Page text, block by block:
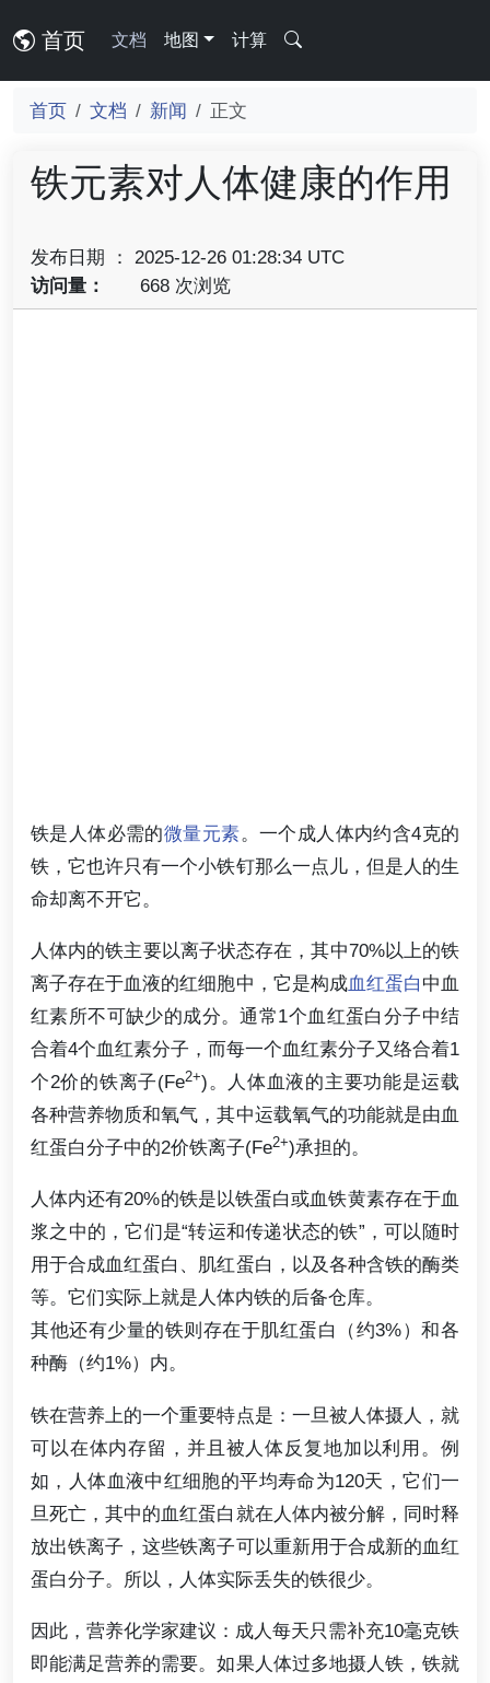
首页 文档 地图 计算
首页 文档 新闻 正文
铁元素对人体健康的作用
发布日期 ： 2025-12-26 01:28:34 UTC
访问量：
668 次浏览
铁是人体必需的微量元素。一个成人体内约含4克的
铁，它也许只有一个小铁钉那么一点儿，但是人的生
命却离不开它。
人体内的铁主要以离子状态存在，其中70%以上的铁
离子存在于血液的红细胞中，它是构成血红蛋白 中血
红素所不可缺少的成分。通常1个血红蛋白分子中结
合着4个血红素分子，而每一个血红素分子又络合着1
个2价的铁离子(Fe2+)。人体血液的主要功能是运载
各种营养物质和氧气，其中运载氧气的功能就是由血
红蛋白分子中的2价铁离子(Fe2+)承担的。
人体内还有20%的铁是以铁蛋白或血铁黄素存在于血
浆之中的，它们是“转运和传递状态的铁”，可以随时
用于合成血红蛋白、肌红蛋白，以及各种含铁的酶类
等。它们实际上就是人体内铁的后备仓库。
其他还有少量的铁则存在于肌红蛋白（约3%）和各
种酶（约1%）内。
铁在营养上的一个重要特点是：一旦被人体摄人，就
可以在体内存留，并且被人体反复地加以利用。例
如，人体血液中红细胞的平均寿命为120天，它们一
旦死亡，其中的血红蛋白就在人体内被分解，同时释
放出铁离子，这些铁离子可以重新用于合成新的血红
蛋白分子。所以，人体实际丢失的铁很少。
因此，营养化学家建议：成人每天只需补充10毫克铁
即能满足营养的需要。如果人体过多地摄人铁，铁就